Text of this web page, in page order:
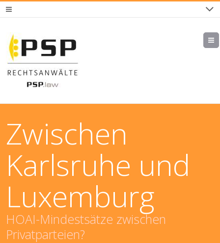
Zwischen
Karlsruhe und
Luxemburg
HOAI-Mindestsätze zwischen
Privatparteien?